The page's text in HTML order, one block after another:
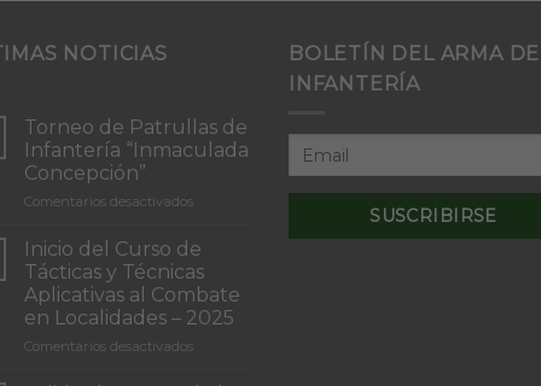
NOTICIAS
Torneo de Patrullas de
Infantería “Inmaculada
Concepción”
Comentarios desactivadosen
de
de
Infantería
“Inmaculada
Inicio del Curso de
Tácticas y Técnicas
Aplicativas al Combate
en Localidades – 2025
Comentarios desactivadosen
BOLETÍN DEL ARMA DE
INFANTERÍA